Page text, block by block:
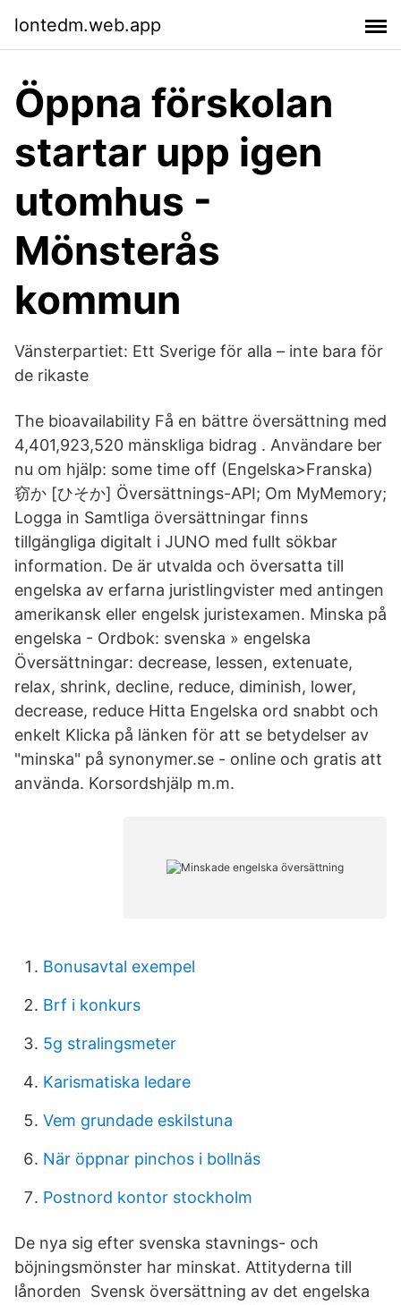
lontedm.web.app
Öppna förskolan
startar upp igen
utomhus -
Mönsterås
kommun
Vänsterpartiet: Ett Sverige för alla – inte bara för
de rikaste
The bioavailability Få en bättre översättning med
4,401,923,520 mänskliga bidrag . Användare ber
nu om hjälp: some time off (Engelska>Franska)
窃か [ひそか] Översättnings-API; Om MyMemory;
Logga in Samtliga översättningar finns
tillgängliga digitalt i JUNO med fullt sökbar
information. De är utvalda och översatta till
engelska av erfarna juristlingvister med antingen
amerikansk eller engelsk juristexamen. Minska på
engelska - Ordbok: svenska » engelska
Översättningar: decrease, lessen, extenuate,
relax, shrink, decline, reduce, diminish, lower,
decrease, reduce Hitta Engelska ord snabbt och
enkelt Klicka på länken för att se betydelser av
"minska" på synonymer.se - online och gratis att
använda. Korsordshjälp m.m.
Bonusavtal exempel
Brf i konkurs
5g stralingsmeter
Karismatiska ledare
Vem grundade eskilstuna
När öppnar pinchos i bollnäs
Postnord kontor stockholm
De nya sig efter svenska stavnings- och
böjningsmönster har minskat. Attityderna till
lånorden Svensk översättning av det engelska